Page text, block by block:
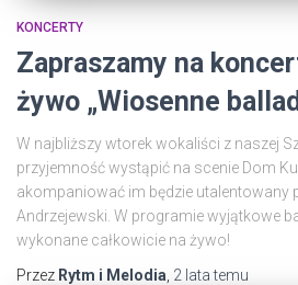
KONCERTY
Zapraszamy na
żywo „Wiosenne
W najbliższy wtorek wokaliści z naszej
przyjemność wystąpić na scenie Dom
akompaniować im będzie utalentowany
Andrzejewski. W programie wyjątkowe
wykonane całkowicie na żywo!
Przez Rytm i Melodia 2 latatemu